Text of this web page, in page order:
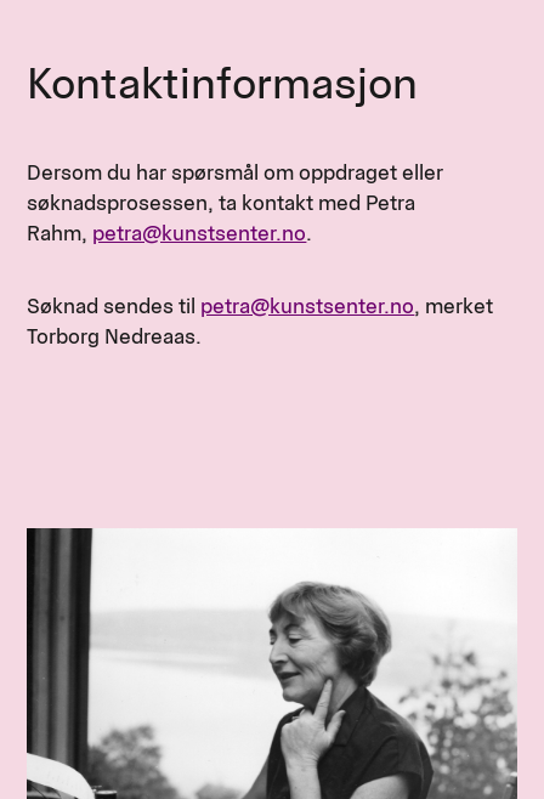
Kontaktinformasjon
Dersom du har spørsmål om oppdraget eller
søknadsprosessen, ta kontakt med Petra
Rahm, petra@kunstsenter.no.
Søknad sendes til petra@kunstsenter.no, merket
Torborg Nedreaas.